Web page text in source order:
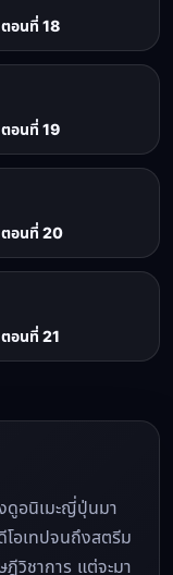
อนที่ 18
อนที่ 19
ตอนที่ 20
อนที่ 21
ดูอนิเมะญี่ปุ่นมา
อเทปจนถึงสตรีม
วิชาการ แต่จะมา